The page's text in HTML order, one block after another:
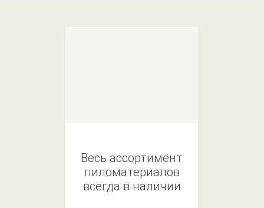
Весь ассортимент
пиломатериалов
всегда в наличии